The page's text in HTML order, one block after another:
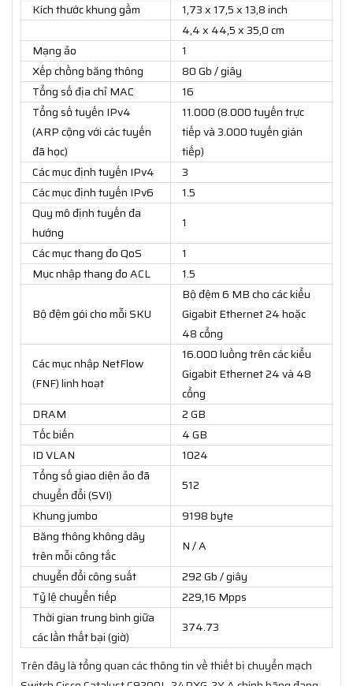
Kích thước khung gầm
1,73 x 17,5 x 13,8 inch
4,4 x 44,5 x 35,0 cm
Mạng ảo
1
Xếp chồng băng thông
80 Gb / giây
Tổng số địa chỉ MAC
16
Tổng số tuyến IPv4
(ARP cộng với các tuyến
đã học)
11.000 (8.000 tuyến trực
tiếp và 3.000 tuyến gián
tiếp)
Các mục định tuyến IPv4
3
Các mục định tuyến IPv6
1.5
Quy mô định tuyến đa
hướng
1
Các mục thang đo QoS
1
Mục nhập thang đo ACL
1.5
Bộ đệm gói cho mỗi SKU
Bộ đệm 6 MB cho các kiểu
Gigabit Ethernet 24 hoặc
48 cổng
Các mục nhập NetFlow
(FNF) linh hoạt
16.000 luồng trên các kiểu
Gigabit Ethernet 24 và 48
cổng
DRAM
2 GB
Tốc biến
4 GB
ID VLAN
1024
Tổng số giao diện ảo đã
chuyển đổi (SVI)
512
Khung jumbo
9198 byte
Băng thông không dây
trên mỗi công tắc
N / A
chuyển đổi công suất
292 Gb / giây
Tỷ lệ chuyển tiếp
229,16 Mpps
Thời gian trung bình giữa
các lần thất bại (giờ)
374.73
Trên đây là tổng quan các thông tin về thiết bị chuyển mạch